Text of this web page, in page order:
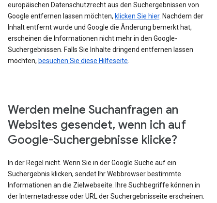
europäischen Datenschutzrecht aus den Suchergebnissen von
Google entfernen lassen möchten, klicken Sie hier. Nachdem der
Inhalt entfernt wurde und Google die Änderung bemerkt hat,
erscheinen die Informationen nicht mehr in den Google-
Suchergebnissen. Falls Sie Inhalte dringend entfernen lassen
möchten, besuchen Sie diese Hilfeseite
Werden meine Suchanfragen an
Websites gesendet, wenn ich auf
Google-Suchergebnisse klicke?
In der Regel nicht. Wenn Sie in der Google Suche auf ein
Suchergebnis klicken, sendet Ihr Webbrowser bestimmte
Informationen an die Zielwebseite. Ihre Suchbegriffe können in
der Internetadresse oder URL der Suchergebnisseite erscheinen.